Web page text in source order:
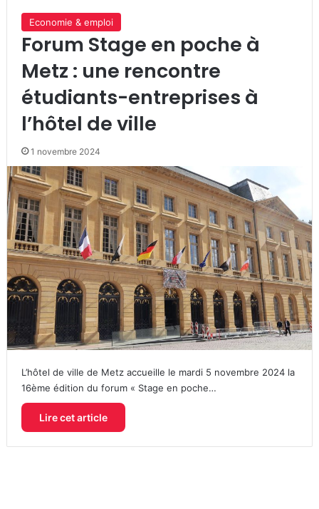
Economie & emploi
Forum Stage en poche à
Metz : une rencontre
étudiants-entreprises à
l’hôtel de ville
1 novembre 2024
L’hôtel de ville de Metz accueille le mardi 5 novembre 2024 la
16ème édition du forum « Stage en poche…
Lire cet article